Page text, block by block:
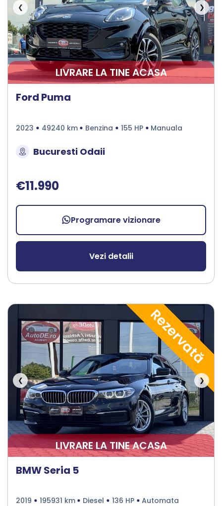
❮ ❯
LIVRARE LA TINE ACASA
Ford Puma
2023 49240 km Benzina 155 HP Manuala
Bucuresti Odaii
€11.990
Programare vizionare
Vezi detalii
Rezervată
❮ ❯
LIVRARE LA TINE ACASA
BMW Seria 5
2019 195931 km Diesel 136 HP Automata